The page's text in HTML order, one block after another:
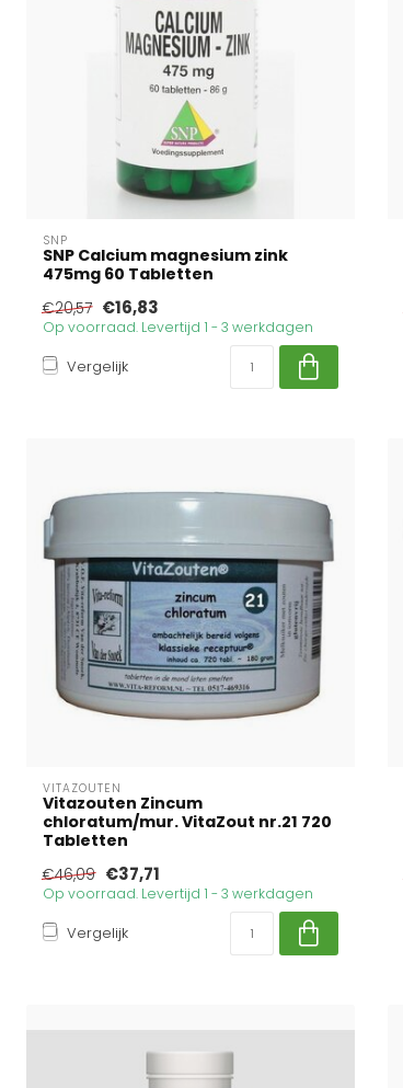
SNP
SNP Calcium magnesium zink
475mg 60 Tabletten
€20,57 €16,83
Op voorraad. Levertijd 1 - 3 werkdagen
Vergelijk
VITAZOUTEN
Vitazouten Zincum
chloratum/mur. VitaZout nr.21 720
Tabletten
€46,09 €37,71
Op voorraad. Levertijd 1 - 3 werkdagen
Vergelijk